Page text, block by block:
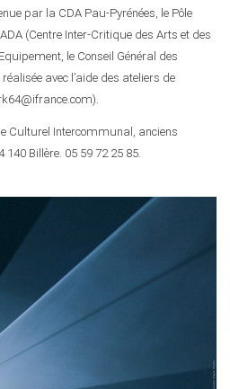
par la CDA Pau-Pyrénées, le Pôle
(Centre Inter-Critique des Arts et des
le Conseil Général des
avec l’aide des ateliers de
Culturel Intercommunal, anciens
Billère. 05 59 72 25 85.